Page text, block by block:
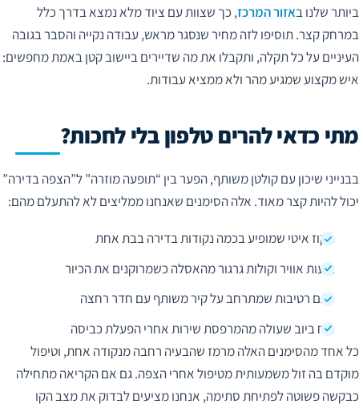
ביותר שלנו באזור המרכז, כך שצוות עם ציוד מלא נמצא בדרך כלל
במרחק קצר. תוסיפו לזה מחיר שנסגר מראש, עבודה נקייה והסבר בגובה
העיניים על כל תקלה, ותקבלו את מה שדיירים ביישוב קטן באמת מחפשים:
איש מקצוע שמגיע מהר ולא ממציא עבודות.
מתי כדאי להרים טלפון בלי לחכות?
בבנייני שיכון עם קולטן משותף, הפער בין “תופעה מוזרה” ל”הצפה בדירה”
יכול להיות קצר מאוד. אלה הסימנים שאנחנו ממליצים לא להתעלם מהם:
ניקוז איטי שמופיע בכמה נקודות בדירה בבת אחת
בועות אוויר וקולות גרגור מהאסלה כשמרוקנים את הכיור
כתם רטיבות שמתרחב על קיר משותף עם חדר רחצה
ריח ביוב שעולה מהמרפסת שירות אחרי הפעלת כביסה
כל אחד מהסימנים האלה מרמז שהבעיה רחבה מנקודה אחת, וטיפול
מוקדם בה זול משמעותית מטיפול אחרי הצפה. גם אם הקריאה מתחילה
כבקשה פשוטה לפתיחת סתימה, אנחנו מציעים לבדוק את מצב הקו